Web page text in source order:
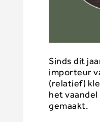
Sinds dit
importeur
(relatief)
het
gemaakt.